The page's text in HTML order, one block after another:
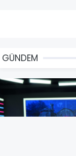
GÜNDEM